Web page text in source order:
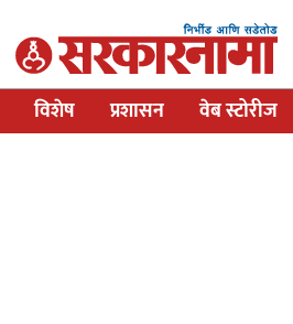
विशेष प्रशासन वेब स्टोरीज